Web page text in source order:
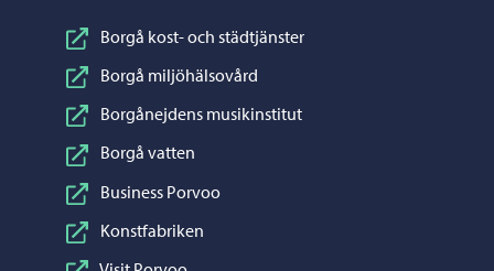
Borgå kost- och städtjänster
Borgå miljöhälsovård
Borgånejdens musikinstitut
Borgå vatten
Business Porvoo
Konstfabriken